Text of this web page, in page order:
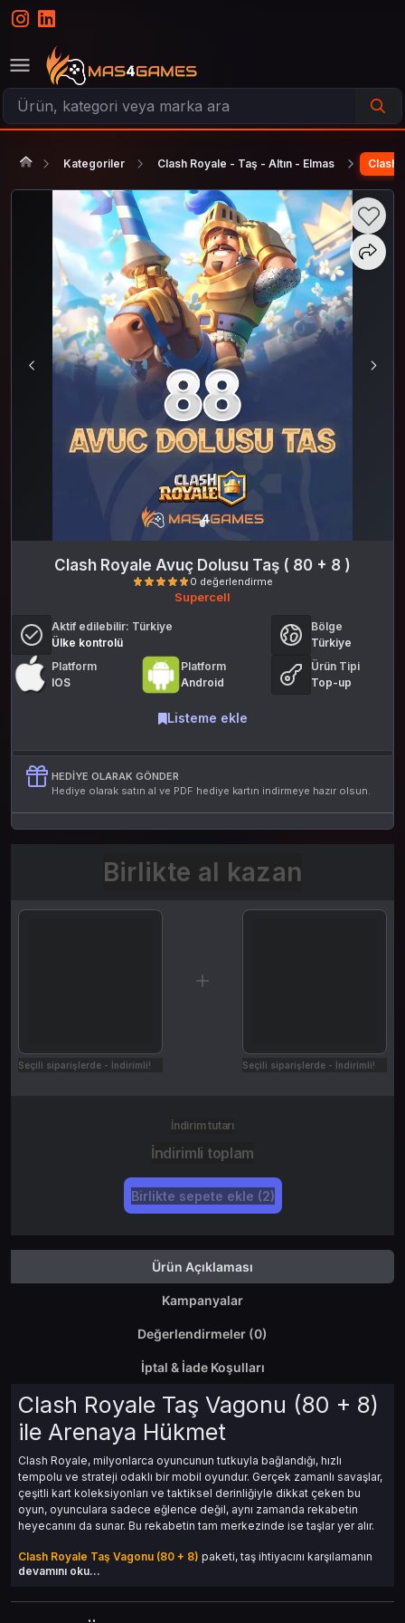
Kategoriler Clash Royale - Taş - Altın - Elmas Clash
Clash Royale Avuç Dolusu Taş ( 80 + 8 )
0 değerlendirme
Supercell
Aktif edilebilir: Türkiye
Ülke kontrolü
Bölge
Türkiye
Platform
IOS
Platform
Android
Ürün Tipi
Top-up
Listeme ekle
HEDIYE OLARAK GÖNDER
Hediye olarak satın al ve PDF hediye kartın indirmeye hazır olsun.
Birlikte al kazan
Seçili siparişlerde - İndirimli! Seçili siparişlerde - İndirimli!
İndirim tutarı
İndirimli toplam
Birlikte sepete ekle (2)
Ürün Açıklaması
Kampanyalar
Değerlendirmeler (0)
İptal & İade Koşulları
Clash Royale Taş Vagonu (80 + 8)
ile Arenaya Hükmet
Clash Royale, milyonlarca oyuncunun tutkuyla bağlandığı, hızlı
tempolu ve strateji odaklı bir mobil oyundur. Gerçek zamanlı savaşlar,
çeşitli kart koleksiyonları ve taktiksel derinliğiyle dikkat çeken bu
oyun, oyunculara sadece eğlence değil, aynı zamanda rekabetin
heyecanını da sunar. Bu rekabetin tam merkezinde ise taşlar yer alır.
Clash Royale Taş Vagonu (80 + 8) paketi, taş ihtiyacını karşılamanın
ötesinde, seni oyunda öne taşıyacak stratejik bir avantaj sağlar.
devamını oku...